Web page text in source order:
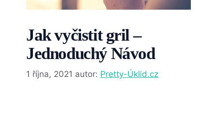
Jak vyčistit gril –
Jednoduchý Návod
1 října, 2021 autor: Pretty-Úklid.cz